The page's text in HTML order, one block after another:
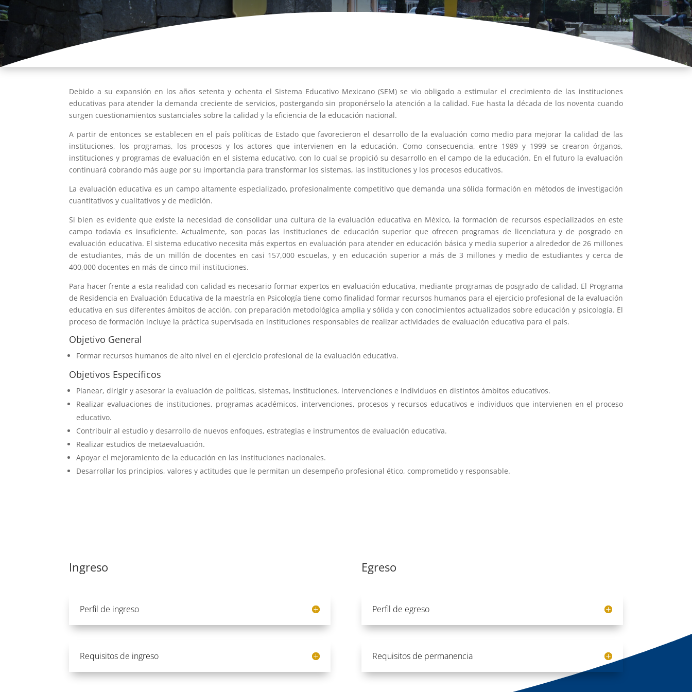
Debido a su expansión en los años setenta y ochenta el Sistema Educativo Mexicano (SEM) se vio obligado a estimular el crecimiento de las instituciones
educativas para atender la demanda creciente de servicios, postergando sin proponérselo la atención a la calidad. Fue hasta la década de los noventa cuando
surgen cuestionamientos sustanciales sobre la calidad y la eficiencia de la educación nacional.
A partir de entonces se establecen en el país políticas de Estado que favorecieron el desarrollo de la evaluación como medio para mejorar la calidad de las
instituciones, los programas, los procesos y los actores que intervienen en la educación. Como consecuencia, entre 1989 y 1999 se crearon órganos,
instituciones y programas de evaluación en el sistema educativo, con lo cual se propició su desarrollo en el campo de la educación. En el futuro la evaluación
continuará cobrando más auge por su importancia para transformar los sistemas, las instituciones y los procesos educativos.
La evaluación educativa es un campo altamente especializado, profesionalmente competitivo que demanda una sólida formación en métodos de investigación
cuantitativos y cualitativos y de medición.
Si bien es evidente que existe la necesidad de consolidar una cultura de la evaluación educativa en México, la formación de recursos especializados en este
campo todavía es insuficiente. Actualmente, son pocas las instituciones de educación superior que ofrecen programas de licenciatura y de posgrado en
evaluación educativa. El sistema educativo necesita más expertos en evaluación para atender en educación básica y media superior a alrededor de 26 millones
de estudiantes, más de un millón de docentes en casi 157,000 escuelas, y en educación superior a más de 3 millones y medio de estudiantes y cerca de
400,000 docentes en más de cinco mil instituciones.
Para hacer frente a esta realidad con calidad es necesario formar expertos en evaluación educativa, mediante programas de posgrado de calidad. El Programa
de Residencia en Evaluación Educativa de la maestría en Psicología tiene como finalidad formar recursos humanos para el ejercicio profesional de la evaluación
educativa en sus diferentes ámbitos de acción, con preparación metodológica amplia y sólida y con conocimientos actualizados sobre educación y psicología. El
proceso de formación incluye la práctica supervisada en instituciones responsables de realizar actividades de evaluación educativa para el país.
Objetivo General
Formar recursos humanos de alto nivel en el ejercicio profesional de la evaluación educativa.
Objetivos Específicos
Planear, dirigir y asesorar la evaluación de políticas, sistemas, instituciones, intervenciones e individuos en distintos ámbitos educativos.
Realizar evaluaciones de instituciones, programas académicos, intervenciones, procesos y recursos educativos e individuos que intervienen en el proceso
educativo.
Contribuir al estudio y desarrollo de nuevos enfoques, estrategias e instrumentos de evaluación educativa.
Realizar estudios de metaevaluación.
Apoyar el mejoramiento de la educación en las instituciones nacionales.
Desarrollar los principios, valores y actitudes que le permitan un desempeño profesional ético, comprometido y responsable.
Ingreso
Perfil de ingreso
Requisitos de ingreso
Egreso
Perfil de egreso
Requisitos de permanencia